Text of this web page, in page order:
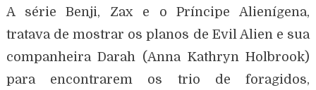
A série Benji, Zax e o Príncipe Alienígena,
tratava de mostrar os planos de Evil Alien e sua
companheira Darah (Anna Kathryn Holbrook)
para encontrarem os trio de foragidos,